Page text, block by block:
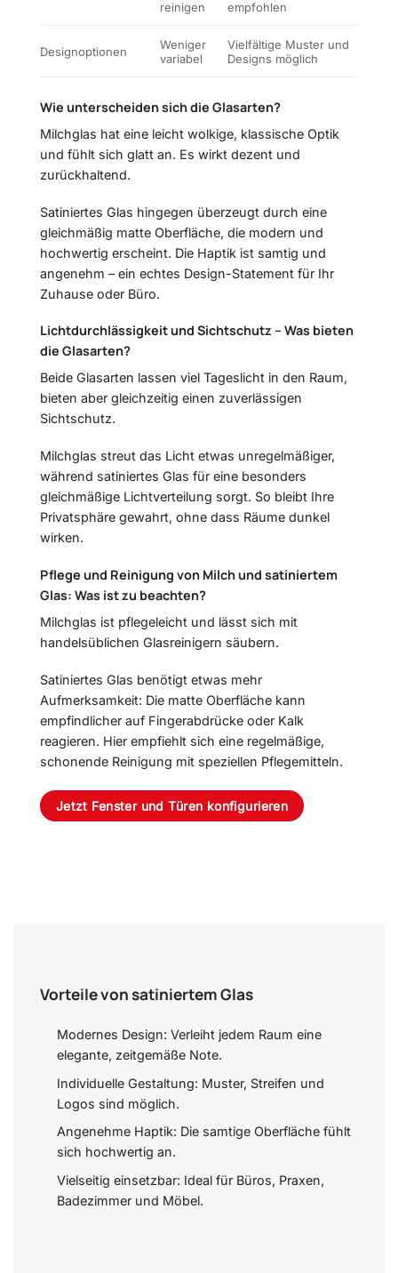
reinigen empfohlen
Designoptionen
Weniger
variabel
Vielfältige Muster und
Designs möglich
Wie unterscheiden sich die Glasarten?
Milchglas hat eine leicht wolkige, klassische Optik
und fühlt sich glatt an. Es wirkt dezent und
zurückhaltend.
Satiniertes Glas hingegen überzeugt durch eine
gleichmäßig matte Oberfläche, die modern und
hochwertig erscheint. Die Haptik ist samtig und
angenehm – ein echtes Design-Statement für Ihr
Zuhause oder Büro.
Lichtdurchlässigkeit und Sichtschutz – Was bieten
die Glasarten?
Beide Glasarten lassen viel Tageslicht in den Raum,
bieten aber gleichzeitig einen zuverlässigen
Sichtschutz.
Milchglas streut das Licht etwas unregelmäßiger,
während satiniertes Glas für eine besonders
gleichmäßige Lichtverteilung sorgt. So bleibt Ihre
Privatsphäre gewahrt, ohne dass Räume dunkel
wirken.
Pflege und Reinigung von Milch und satiniertem
Glas: Was ist zu beachten?
Milchglas ist pflegeleicht und lässt sich mit
handelsüblichen Glasreinigern säubern.
Satiniertes Glas benötigt etwas mehr
Aufmerksamkeit: Die matte Oberfläche kann
empfindlicher auf Fingerabdrücke oder Kalk
reagieren. Hier empfiehlt sich eine regelmäßige,
schonende Reinigung mit speziellen Pflegemitteln.
Jetzt Fenster und Türen konfigurieren
Vorteile von satiniertem Glas
Modernes Design: Verleiht jedem Raum eine
elegante, zeitgemäße Note.
Individuelle Gestaltung: Muster, Streifen und
Logos sind möglich.
Angenehme Haptik: Die samtige Oberfläche fühlt
sich hochwertig an.
Vielseitig einsetzbar: Ideal für Büros, Praxen,
Badezimmer und Möbel.